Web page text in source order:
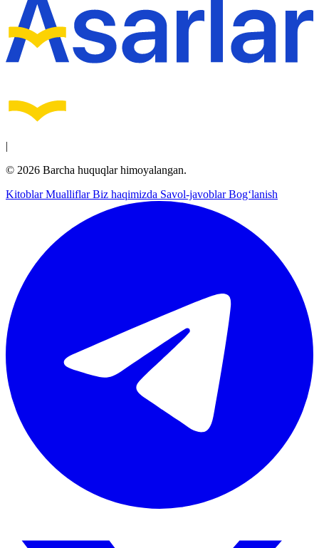
|
© 2026 Barcha huquqlar himoyalangan.
KitoblarMualliflarBiz haqimizda Savol-javoblarBog‘lanish